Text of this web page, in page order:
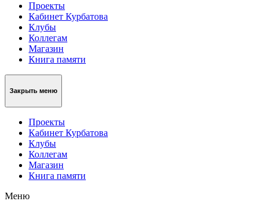
Проекты
Кабинет Курбатова
Клубы
Коллегам
Магазин
Книга памяти
Закрыть меню
Проекты
Кабинет Курбатова
Клубы
Коллегам
Магазин
Книга памяти
Меню